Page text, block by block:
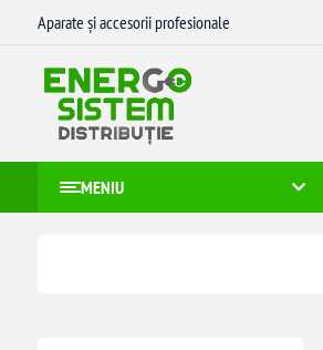
Aparate și accesorii profesionale
MENIU